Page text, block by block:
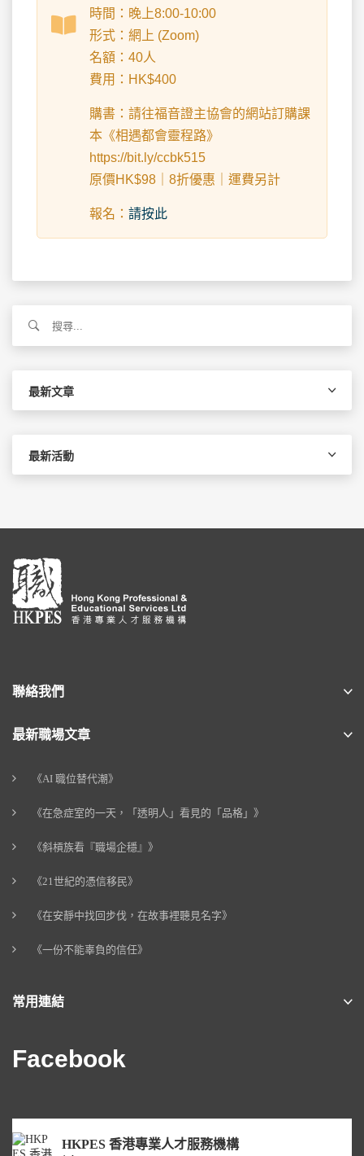
時間：晚上8:00-10:00
形式：網上 (Zoom)
名額：40人
費用：HK$400
購書：請往福音證主協會的網站訂購課
本《相遇都會靈程路》
https://bit.ly/ccbk515
原價HK$98｜8折優惠｜運費另計
報名： 請按此
關
最新文章
最新活動
聯絡我們
最新職場文章
《AI 職位替代潮》
《在急症室的一天，「透明人」看見的「品格」》
《斜槓族看『職場企穩』》
《21世紀的憑信移民》
《在安靜中找回步伐，在故事裡聽見名字》
《一份不能辜負的信任》
常用連結
Facebook
HKPES 香港專業人才服務機構